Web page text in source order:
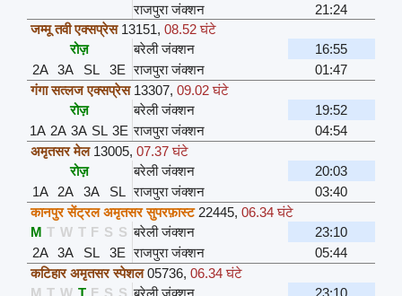
राजपुरा जंक्शन
21:24
जम्मू तवी एक्सप्रेस 13151, 08.52 घंटे
रोज़
बरेली जंक्शन
16:55
2A
3A SL 3E राजपुरा जंक्शन
01:47
गंगा सत्लज एक्सप्रेस 13307, 09.02 घंटे
रोज़
बरेली जंक्शन
19:52
1A 2A 3A SL 3E राजपुरा जंक्शन
04:54
अमृतसर मेल 13005, 07.37 घंटे
रोज़
बरेली जंक्शन
20:03
1A
2A 3A SL राजपुरा जंक्शन
03:40
कानपुर सेंट्रल अमृतसर सुपरफ़ास्ट 22445, 06.34 घंटे
M T W T F S S बरेली जंक्शन
23:10
2A
3A SL 3E राजपुरा जंक्शन
05:44
कटिहार अमृतसर स्पेशल 05736, 06.34 घंटे
M T W T F S S बरेली जंक्शन
23:10